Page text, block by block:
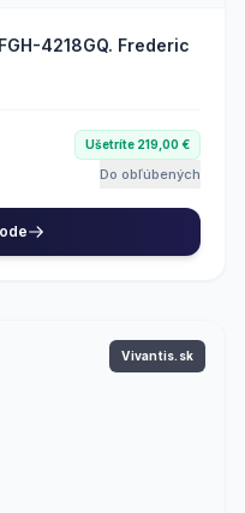
4218GQ. Frederic
Ušetríte 219,00 €
Do obľúbených
Vivantis.sk